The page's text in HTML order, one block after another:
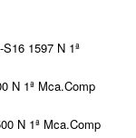
1597 N 1ª
N 1ª Mca.Comp
N 1ª Mca.Comp